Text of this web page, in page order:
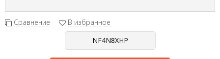
Сравнение В избранное